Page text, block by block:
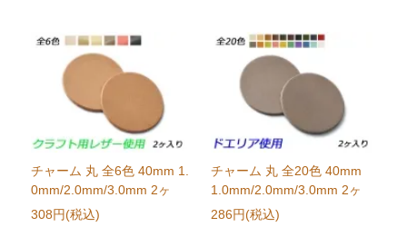
チャーム 丸 全6色 40mm 1.
0mm/2.0mm/3.0mm 2ヶ
308円(税込)
チャーム 丸 全20色 40mm
1.0mm/2.0mm/3.0mm 2ヶ
286円(税込)